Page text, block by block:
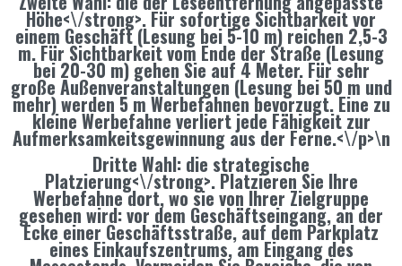
Höhe<\/strong>. Für sofortige Sichtbarkeit vor
einem Geschäft (Lesung bei 5-10 m) reichen 2,5-3
m. Für Sichtbarkeit vom Ende der Straße (Lesung
bei 20-30 m) gehen Sie auf 4 Meter. Für sehr
große Außenveranstaltungen (Lesung bei 50 m und
mehr) werden 5 m Werbefahnen bevorzugt. Eine zu
kleine Werbefahne verliert jede Fähigkeit zur
Aufmerksamkeitsgewinnung aus der Ferne.<\/p>\n
Dritte Wahl: die strategische
Platzierung<\/strong>. Platzieren Sie Ihre
Werbefahne dort, wo sie von Ihrer Zielgruppe
gesehen wird: vor dem Geschäftseingang, an der
Ecke einer Geschäftsstraße, auf dem Parkplatz
eines Einkaufszentrums, am Eingang des